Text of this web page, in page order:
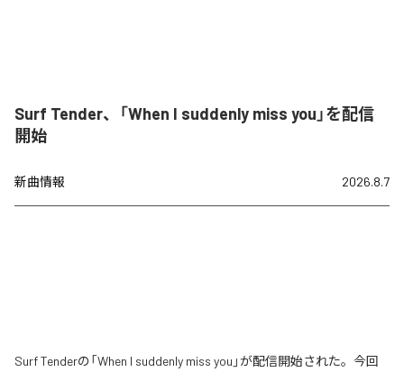
Surf Tender、「When I suddenly miss you」を配信
開始
新曲情報 2026.8.7
Surf Tenderの「When I suddenly miss you」が配信開始された。今回